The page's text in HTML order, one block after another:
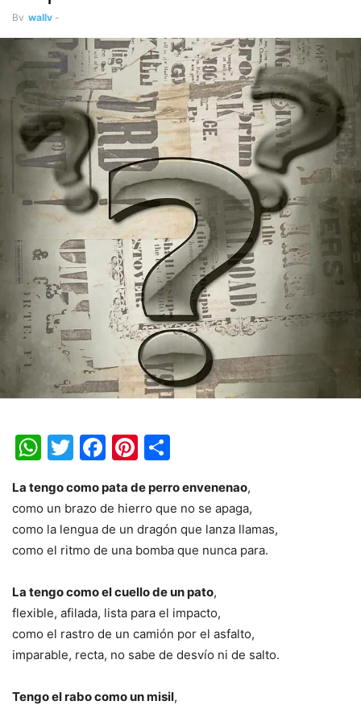
By wally -
WhatsApp
Twitter
Facebook
Pinterest
La tengo como pata de perro envenenao,
como un brazo de hierro que no se apaga,
como la lengua de un dragón que lanza llamas,
como el ritmo de una bomba que nunca para.
La tengo como el cuello de un pato,
flexible, afilada, lista para el impacto,
como el rastro de un camión por el asfalto,
imparable, recta, no sabe de desvío ni de salto.
Tengo el rabo como un misil,